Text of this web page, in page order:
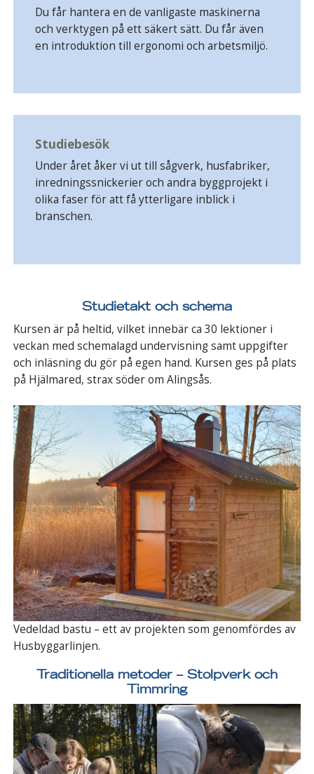
Du får hantera en de vanligaste maskinerna
och verktygen på ett säkert sätt. Du får även
en introduktion till ergonomi och arbetsmiljö.
Studiebesök
Under året åker vi ut till sågverk, husfabriker,
inredningssnickerier och andra byggprojekt i
olika faser för att få ytterligare inblick i
branschen.
Studietakt och schema
Kursen är på heltid, vilket innebär ca 30 lektioner i
veckan med schemalagd undervisning samt uppgifter
och inläsning du gör på egen hand. Kursen ges på plats
på Hjälmared, strax söder om Alingsås.
Vedeldad bastu – ett av projekten som genomfördes av
Husbyggarlinjen.
Traditionella metoder – Stolpverk och
Timmring